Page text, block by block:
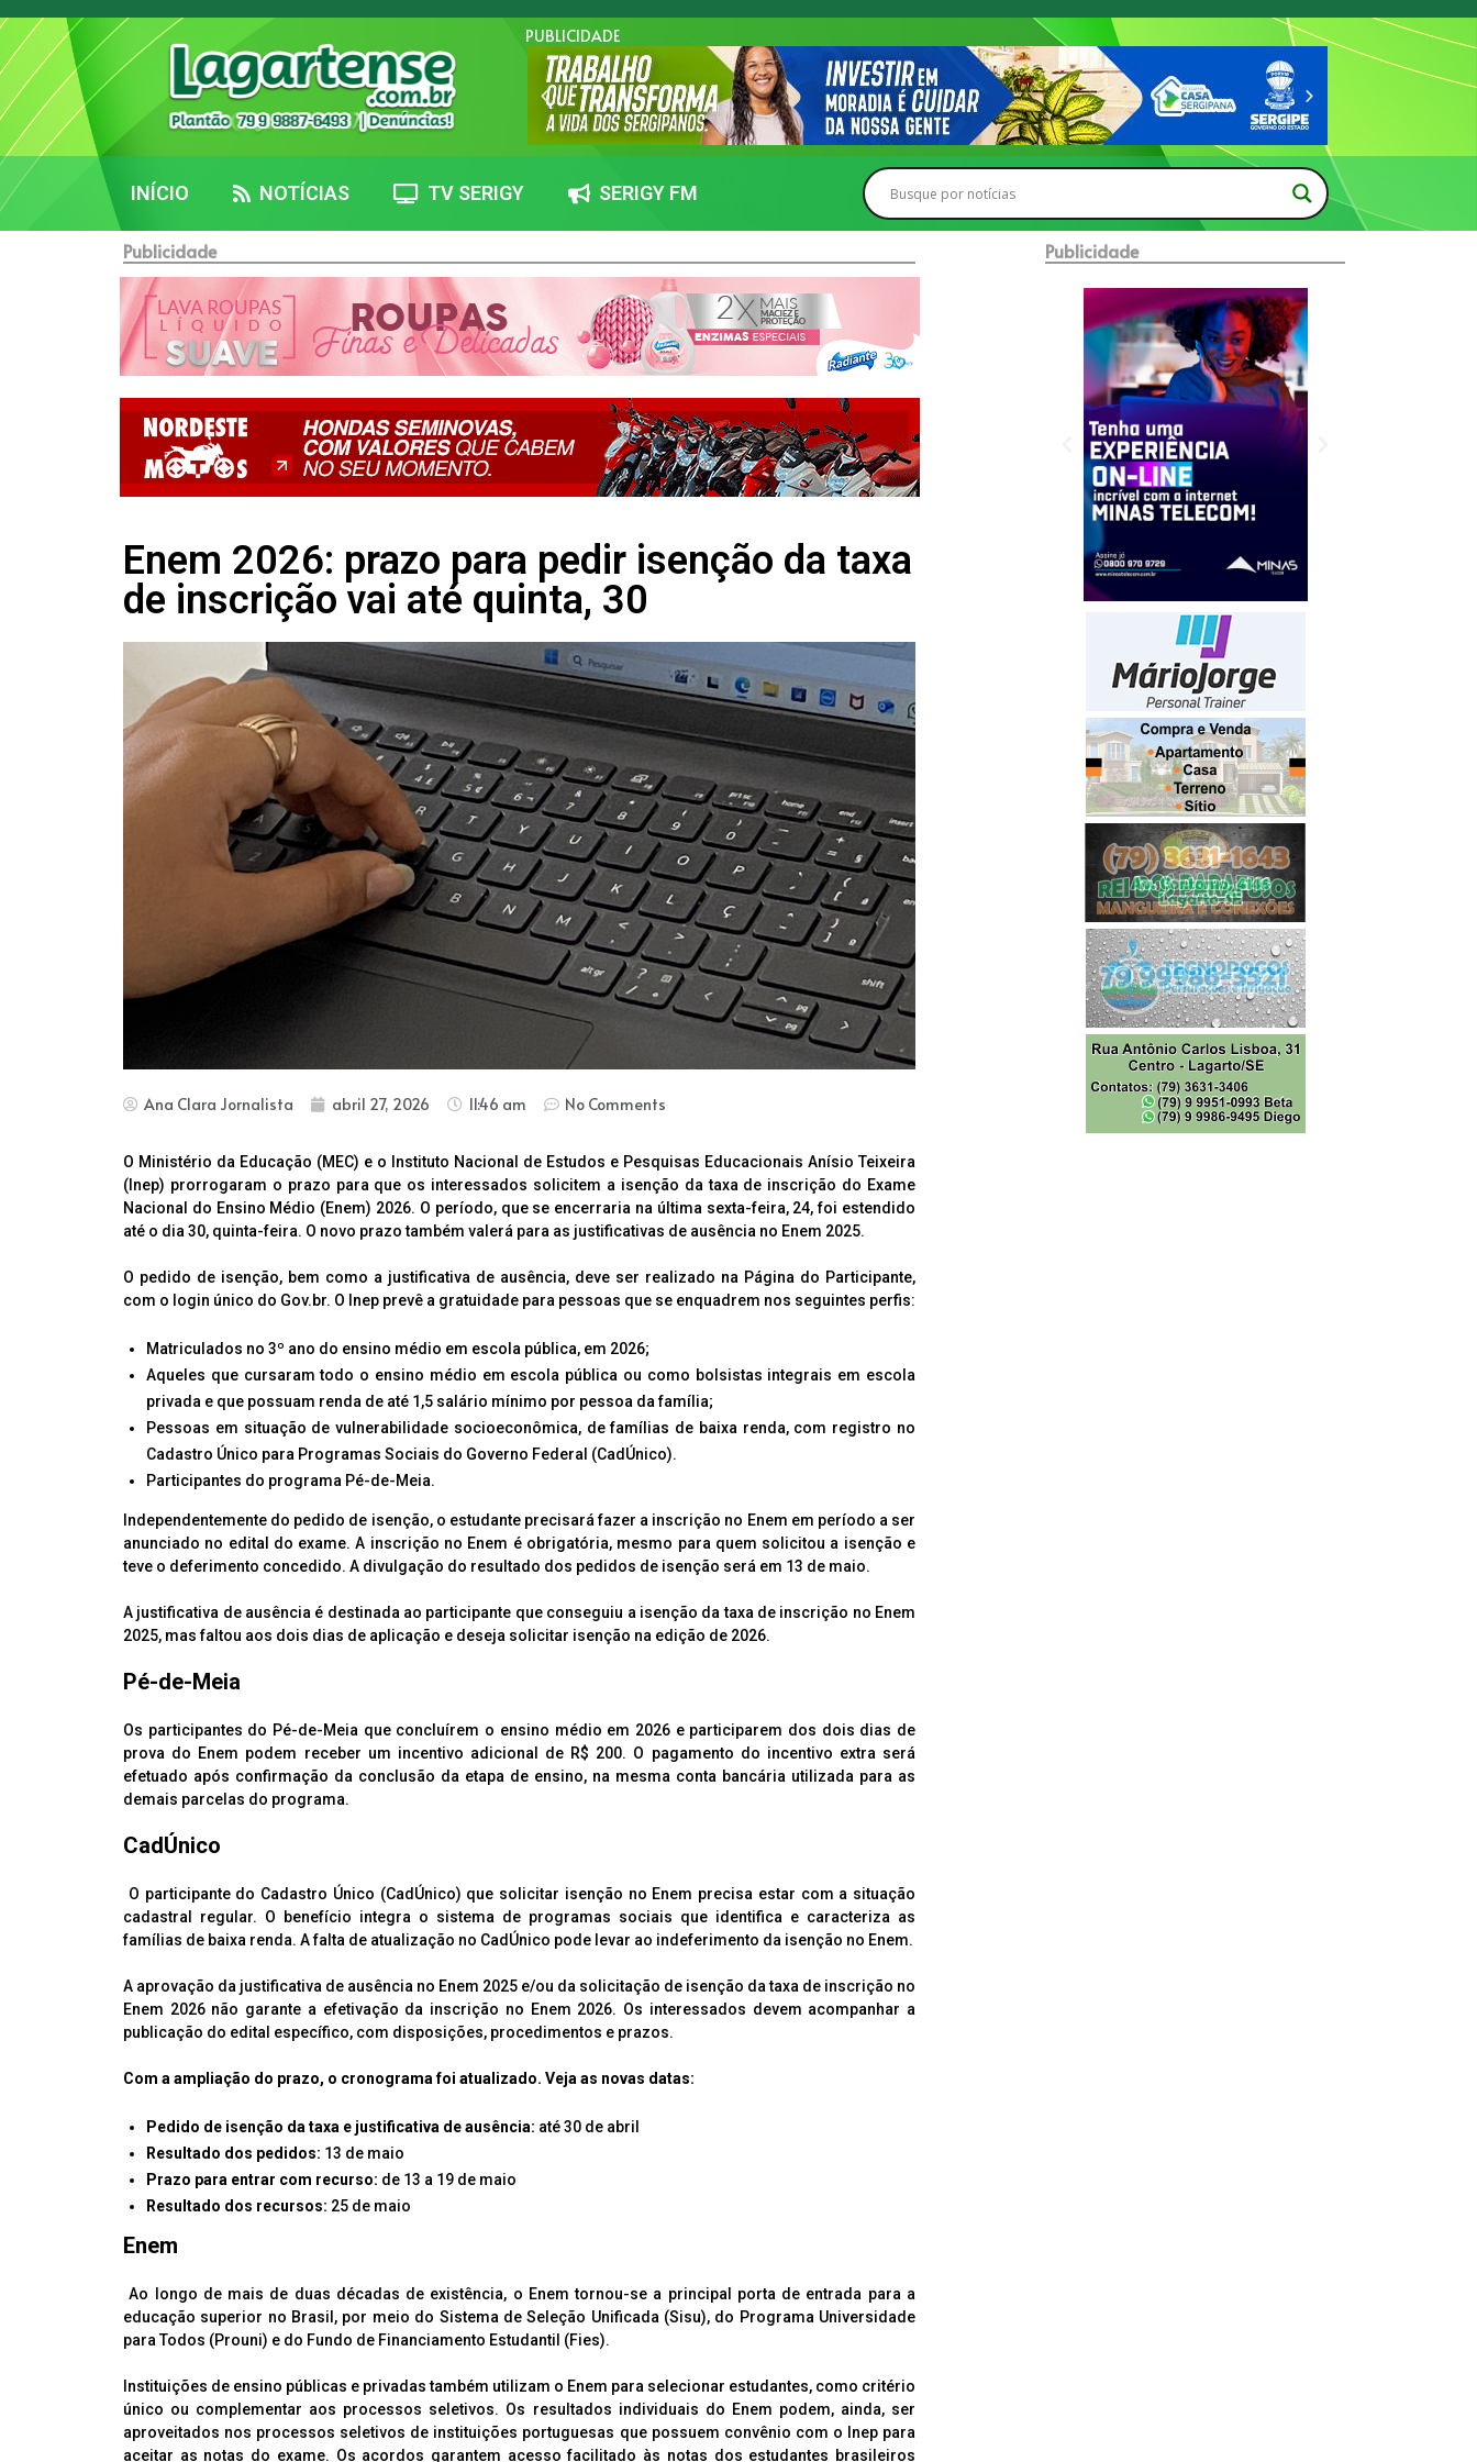
PUBLICIDADE
INÍCIO NOTÍCIAS TV SERIGY SERIGY FM
Publicidade
Enem 2026: prazo para pedir isenção da taxa
de inscrição vai até quinta, 30
Ana Clara Jornalista abril 27, 2026 11:46 am No Comments
O Ministério da Educação (MEC) e o Instituto Nacional de Estudos e Pesquisas Educacionais Anísio Teixeira
(Inep) prorrogaram o prazo para que os interessados solicitem a isenção da taxa de inscrição do Exame
Nacional do Ensino Médio (Enem) 2026. O período, que se encerraria na última sexta-feira, 24, foi estendido
até o dia 30, quinta-feira. O novo prazo também valerá para as justificativas de ausência no Enem 2025.
O pedido de isenção, bem como a justificativa de ausência, deve ser realizado na Página do Participante,
com o login único do Gov.br. O Inep prevê a gratuidade para pessoas que se enquadrem nos seguintes perfis:
Matriculados no 3º ano do ensino médio em escola pública, em 2026;
Aqueles que cursaram todo o ensino médio em escola pública ou como bolsistas integrais em escola
privada e que possuam renda de até 1,5 salário mínimo por pessoa da família;
Pessoas em situação de vulnerabilidade socioeconômica, de famílias de baixa renda, com registro no
Cadastro Único para Programas Sociais do Governo Federal (CadÚnico).
Participantes do programa Pé-de-Meia.
Independentemente do pedido de isenção, o estudante precisará fazer a inscrição no Enem em período a ser
anunciado no edital do exame. A inscrição no Enem é obrigatória, mesmo para quem solicitou a isenção e
teve o deferimento concedido. A divulgação do resultado dos pedidos de isenção será em 13 de maio.
A justificativa de ausência é destinada ao participante que conseguiu a isenção da taxa de inscrição no Enem
2025, mas faltou aos dois dias de aplicação e deseja solicitar isenção na edição de 2026.
Pé-de-Meia
Os participantes do Pé-de-Meia que concluírem o ensino médio em 2026 e participarem dos dois dias de
prova do Enem podem receber um incentivo adicional de R$ 200. O pagamento do incentivo extra será
efetuado após confirmação da conclusão da etapa de ensino, na mesma conta bancária utilizada para as
demais parcelas do programa.
CadÚnico
O participante do Cadastro Único (CadÚnico) que solicitar isenção no Enem precisa estar com a situação
cadastral regular. O benefício integra o sistema de programas sociais que identifica e caracteriza as
famílias de baixa renda. A falta de atualização no CadÚnico pode levar ao indeferimento da isenção no Enem.
A aprovação da justificativa de ausência no Enem 2025 e/ou da solicitação de isenção da taxa de inscrição no
Enem 2026 não garante a efetivação da inscrição no Enem 2026. Os interessados devem acompanhar a
publicação do edital específico, com disposições, procedimentos e prazos.
Com a ampliação do prazo, o cronograma foi atualizado. Veja as novas datas:
Pedido de isenção da taxa e justificativa de ausência: até 30 de abril
Resultado dos pedidos: 13 de maio
Prazo para entrar com recurso: de 13 a 19 de maio
Resultado dos recursos: 25 de maio
Enem
Ao longo de mais de duas décadas de existência, o Enem tornou-se a principal porta de entrada para a
educação superior no Brasil, por meio do Sistema de Seleção Unificada (Sisu), do Programa Universidade
para Todos (Prouni) e do Fundo de Financiamento Estudantil (Fies).
Instituições de ensino públicas e privadas também utilizam o Enem para selecionar estudantes, como critério
único ou complementar aos processos seletivos. Os resultados individuais do Enem podem, ainda, ser
aproveitados nos processos seletivos de instituições portuguesas que possuem convênio com o Inep para
aceitar as notas do exame. Os acordos garantem acesso facilitado às notas dos estudantes brasileiros
Publicidade